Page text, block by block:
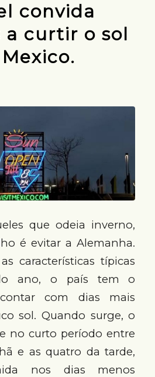
convida
a curtir o sol
que odeia inverno,
é evitar a Alemanha.
características típicas
ano, o país tem o
com dias mais
sol. Quando surge, o
no curto período entre
e as quatro da tarde,
nos dias menos